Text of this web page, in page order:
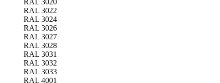
RAL 3020
RAL 3022
RAL 3024
RAL 3026
RAL 3027
RAL 3028
RAL 3031
RAL 3032
RAL 3033
RAL 4001